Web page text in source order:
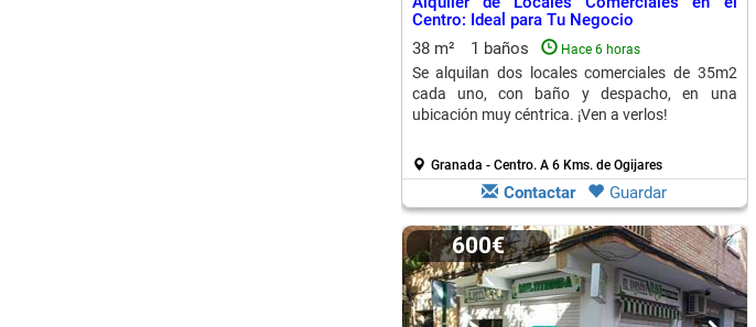
Centro: Ideal para Tu Negocio
38 m²
1 baños Hace 6 horas
Se alquilan dos locales comerciales de 35m2
cada uno, con baño y despacho, en una
ubicación muy céntrica. ¡Ven a verlos!
Granada - Centro. A 6 Kms. de Ogijares
Contactar Guardar
600€